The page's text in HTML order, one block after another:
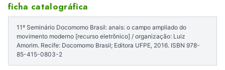
ficha catalográfica
11º Seminário Docomomo Brasil: anais: o campo ampliado do
movimento moderno [recurso eletrônico] / organização: Luiz
Amorim. Recife: Docomomo Brasil; Editora UFPE, 2016. ISBN 978-
85-415-0803-2